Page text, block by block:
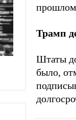
прошлом
Трамп
Штаты
было,